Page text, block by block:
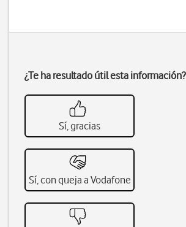
¿Te ha resultado útil esta información?
Sí, gracias
Sí, con queja a Vodafone